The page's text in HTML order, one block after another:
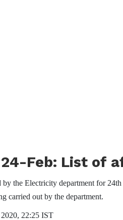
Feb: List of
by the Electricity department for
carried out by the department.
22:25 IST